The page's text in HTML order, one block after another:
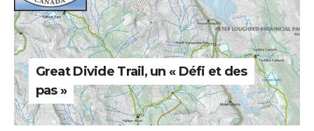
Great Divide Trail, un « Défi et des
pas »